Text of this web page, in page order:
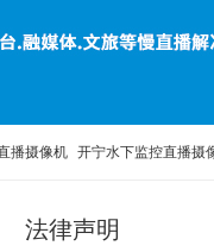
播摄像机 开宁水下监控直播摄
直播智能球机
法律声明